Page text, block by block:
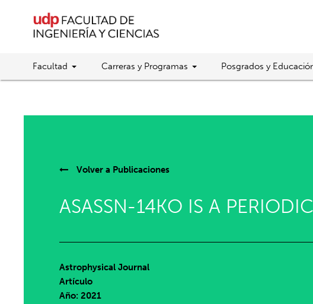
Facultad Carreras y Programas Posgrados y
Volver a Publicaciones
ASASSN-14KO IS A
Astrophysical Journal
Artículo
Año: 2021